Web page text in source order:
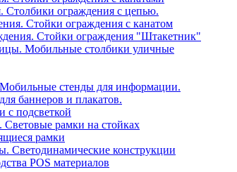
Столбики ограждения с цепью.
Стойки ограждения с канатом
Стойки ограждения "Штакетник"
Мобильные столбики уличные
стенды для информации.
баннеров и плакатов.
с подсветкой
рамки на стойках
рамки
Светодинамические конструкции
POS материалов